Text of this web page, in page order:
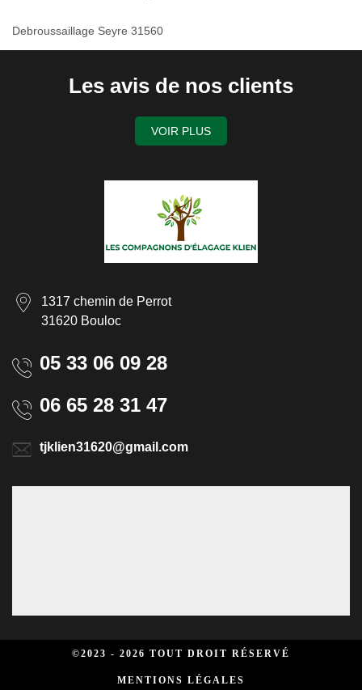
Debroussaillage Seyre 31560
Les avis de nos clients
VOIR PLUS
1317 chemin de Perrot
31620 Bouloc
05 33 06 09 28
06 65 28 31 47
tjklien31620@gmail.com
©2023 - 2026 TOUT DROIT RÉSERVÉ
MENTIONS LÉGALES